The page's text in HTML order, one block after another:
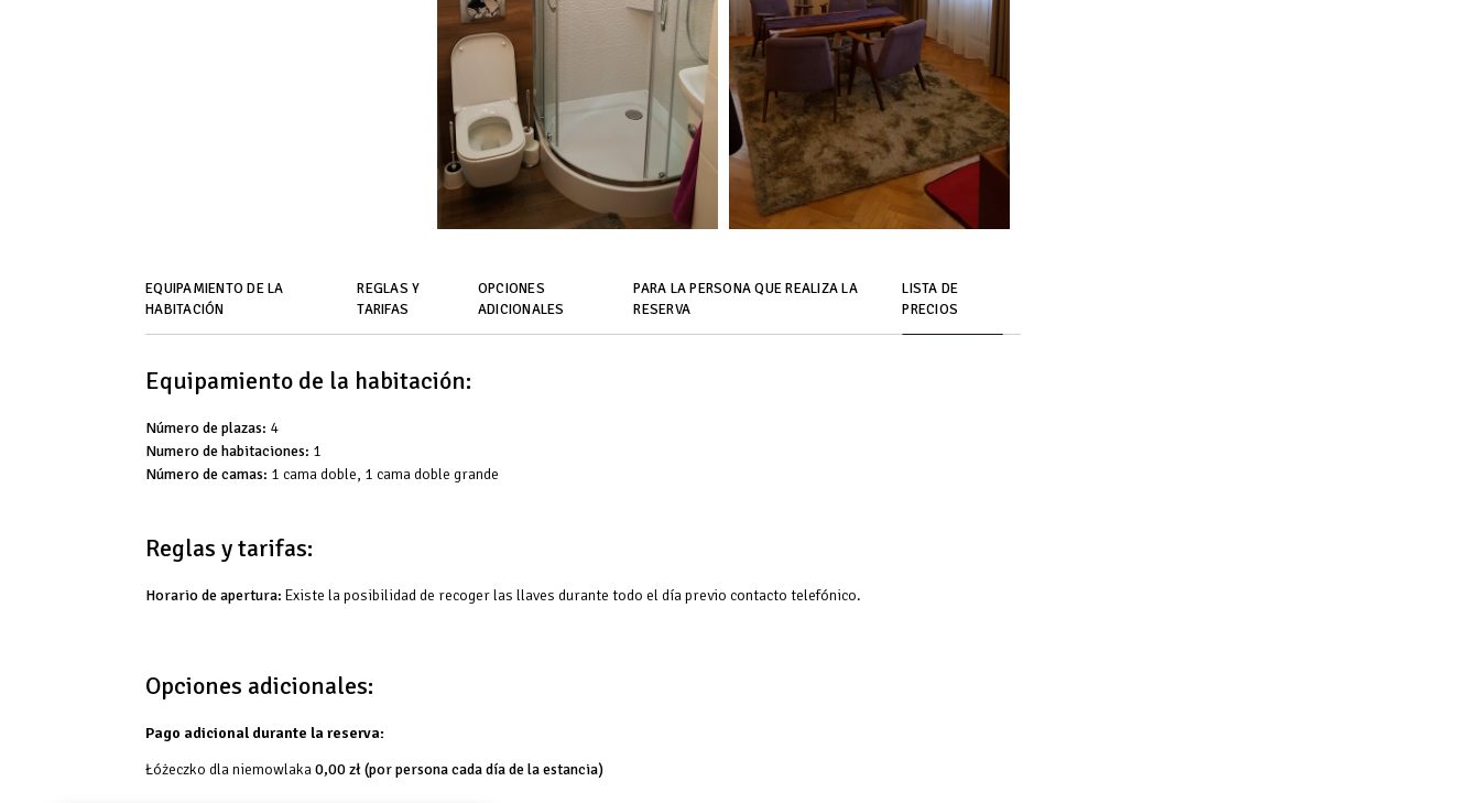
EQUIPAMIENTO DE LA
HABITACIÓN
REGLAS Y
TARIFAS
OPCIONES
ADICIONALES
PARA LA PERSONA QUE REALIZA LA
RESERVA
LISTA DE
PRECIOS
Equipamiento de la habitación:
Número de plazas: 4
Numero de habitaciones: 1
Número de camas: 1 cama doble, 1 cama doble grande
Reglas y tarifas:
Horario de apertura: Existe la posibilidad de recoger las llaves durante todo el día previo contacto telefónico.
Opciones adicionales:
Pago adicional durante la reserva:
Łóżeczko dla niemowlaka0,00 zł(por persona cada día de la estancia)